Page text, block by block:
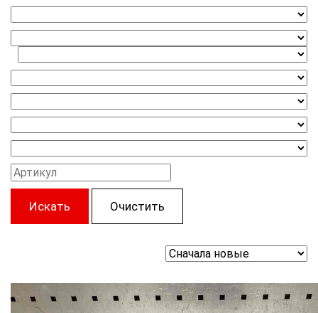
Искать Очистить